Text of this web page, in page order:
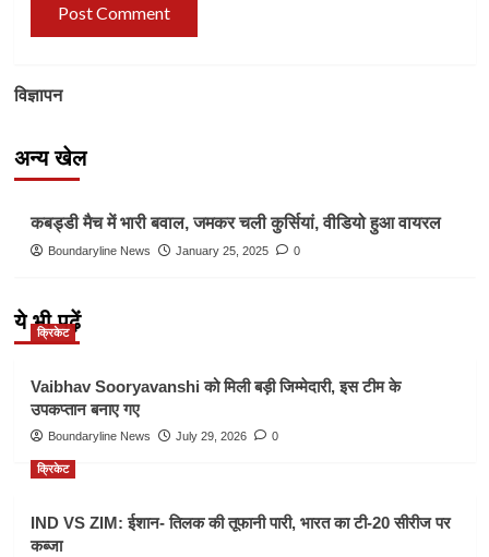
विज्ञापन
अन्य खेल
Other Sports
कबड्डी मैच में भारी बवाल, जमकर चली कुर्सियां, वीडियो हुआ वायरल
Boundaryline News January 25, 2025 0
ये भी पढ़ें
क्रिकेट
Vaibhav Sooryavanshi को मिली बड़ी जिम्मेदारी, इस टीम के
उपकप्तान बनाए गए
Boundaryline News July 29, 2026 0
क्रिकेट
IND VS ZIM: ईशान- तिलक की तूफानी पारी, भारत का टी-20 सीरीज पर
कब्जा